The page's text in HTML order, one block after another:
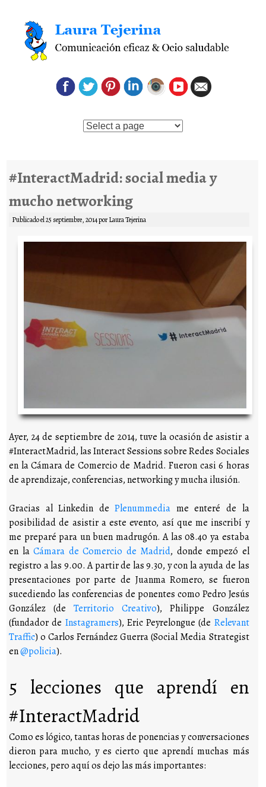
Saltar al contenido
#InteractMadrid: social media y
mucho networking
Publicado el25 septiembre, 2014porLaura Tejerina
Ayer, 24 de septiembre de 2014, tuve la ocasión de asistir a
#InteractMadrid, las Interact Sessions sobre Redes Sociales
en la Cámara de Comercio de Madrid. Fueron casi 6 horas
de aprendizaje, conferencias, networking y mucha ilusión.
Gracias al Linkedin dePlenummedia me enteré de la
posibilidad de asistir a este evento, así que me inscribí y
me preparé para un buen madrugón. A las 08.40 ya estaba
en laCámara de Comercio de Madrid, donde empezó el
registro a las 9.00. A partir de las 9.30, y con la ayuda de las
presentaciones por parte de Juanma Romero, se fueron
sucediendo las conferencias de ponentes como Pedro Jesús
González (deTerritorio Creativo), Philippe González
(fundador de Instagramers), Eric Peyrelongue (de Relevant
Traffic) o Carlos Fernández Guerra (Social Media Strategist
en@policia).
5 lecciones que aprendí en
#InteractMadrid
Como es lógico, tantas horas de ponencias y conversaciones
dieron para mucho, y es cierto que aprendí muchas más
lecciones, pero aquí os dejo las más importantes: